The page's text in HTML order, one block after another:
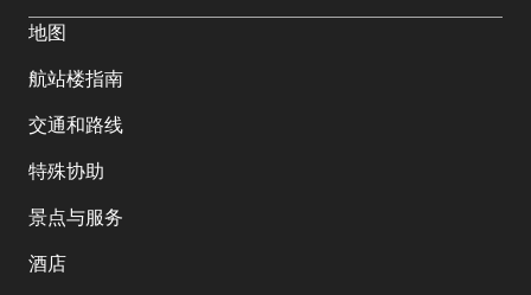
地图
航站楼指南
交通和路线
特殊协助
景点与服务
酒店